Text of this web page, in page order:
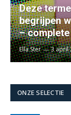
Deze
begrijpen
–
Ella Ster 3 april
ONZE SELECTIE